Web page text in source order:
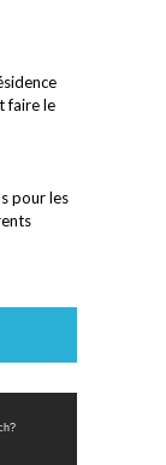
faire le
pour les